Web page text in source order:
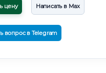
цену Написать в Max
вопрос в Telegram